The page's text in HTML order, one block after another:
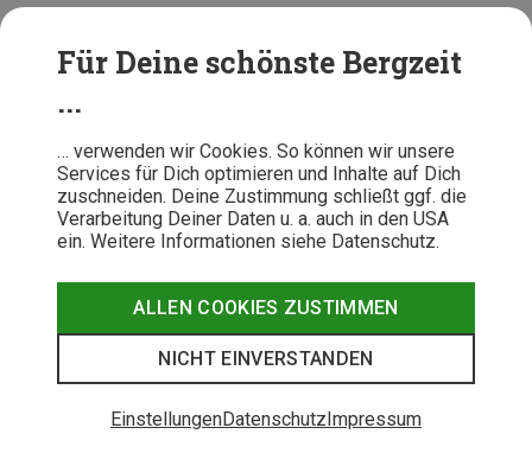
Für Deine schönste Bergzeit
...
… verwenden wir Cookies. So können wir unsere
Services für Dich optimieren und Inhalte auf Dich
zuschneiden. Deine Zustimmung schließt ggf. die
Verarbeitung Deiner Daten u. a. auch in den USA
ein. Weitere Informationen siehe Datenschutz.
ALLEN COOKIES ZUSTIMMEN
NICHT EINVERSTANDEN
EinstellungenDatenschutzImpressum
überichbinderheld@bergzeit.de an die Bergzeit GmbH.
Datenschutz
1. Zwecke der Datenverarbeitung/Rechtsgrundlagen
Für die Teilnahme am Gewinnspiel ist die Angabe von
insbesondere Vor-, Nachname und Emailadresse
wahrheitsgemäß und richtig sind.
Teilnehmer an uns weitergegebenen personenbezogenen